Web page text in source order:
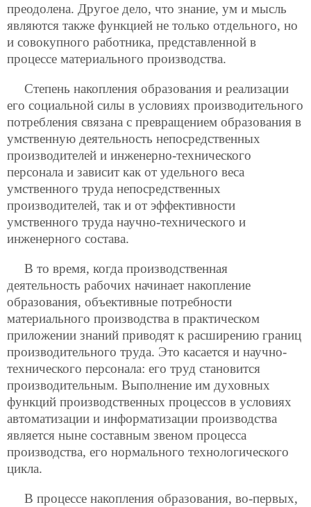
преодолена. Другое дело, что знание, ум и мысль
являются также функцией не только отдельного, но
и совокупного работника, представленной в
процессе материального производства.
Степень накопления образования и реализации
его социальной силы в условиях производительного
потребления связана с превращением образования в
умственную деятельность непосредственных
производителей и инженерно-технического
персонала и зависит как от удельного веса
умственного труда непосредственных
производителей, так и от эффективности
умственного труда научно-технического и
инженерного состава.
В то время, когда производственная
деятельность рабочих начинает накопление
образования, объективные потребности
материального производства в практическом
приложении знаний приводят к расширению границ
производительного труда. Это касается и научно-
технического персонала: его труд становится
производительным. Выполнение им духовных
функций производственных процессов в условиях
автоматизации и информатизации производства
является ныне составным звеном процесса
производства, его нормального технологического
цикла.
В процессе накопления образования, во-первых,